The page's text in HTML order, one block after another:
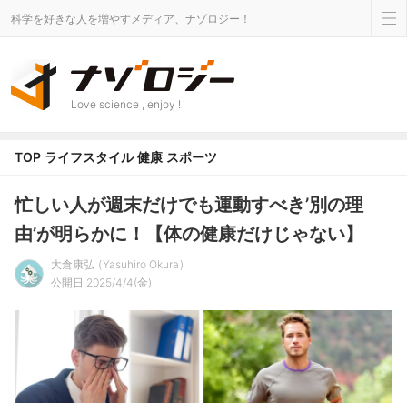
科学を好きな人を増やすメディア、ナゾロジー！
Love science , enjoy !
TOP ライフスタイル 健康 スポーツ
忙しい人が週末だけでも運動すべき’別の理
由’が明らかに！【体の健康だけじゃない】
大倉康弘
Yasuhiro Okura
公開日 2025/4/4(金)